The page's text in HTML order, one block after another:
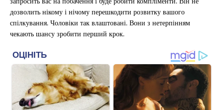
дозволить нікому і нічому перешкодити розвитку вашого
спілкування.Чоловіки так влаштовані. Вони з нетерпінням
чекають шансу зробити перший крок.